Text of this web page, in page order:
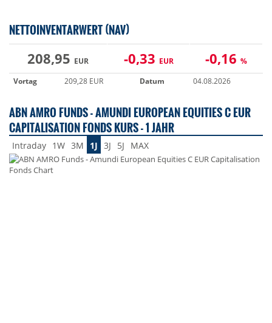
NETTOINVENTARWERT (NAV)
208,95 EUR -0,33 EUR -0,16 %
Vortag
209,28 EUR Datum 04.08.2026
ABN AMRO FUNDS - AMUNDI EUROPEAN EQUITIES C EUR
CAPITALISATION FONDS KURS - 1 JAHR
Intraday 1W 3M 1J 3J 5J MAX